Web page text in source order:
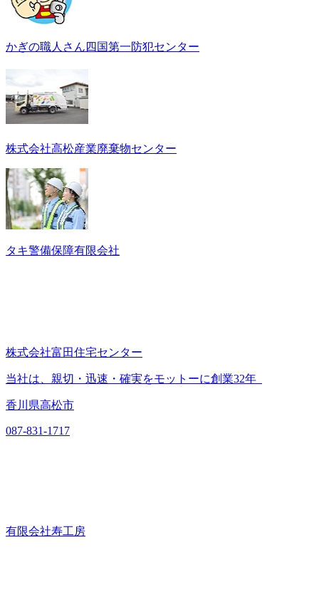
かぎの職人さん四国第一防犯センター
株式会社高松産業廃棄物センター
タキ警備保障有限会社
株式会社富田住宅センター
当社は、親切・迅速・確実をモットーに創業32年
香川県高松市
087-831-1717
有限会社寿工房